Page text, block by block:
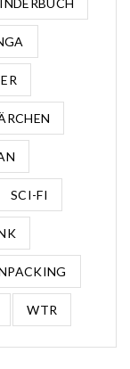
SCI-FI
WTR